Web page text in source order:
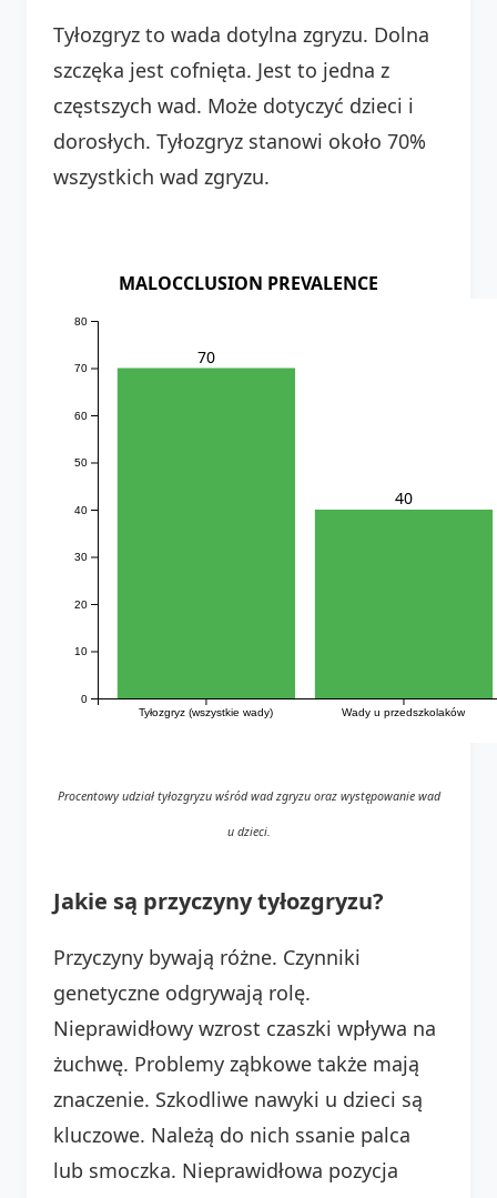
Tyłozgryz to wada dotylna zgryzu. Dolna
szczęka jest cofnięta. Jest to jedna z
częstszych wad. Może dotyczyć dzieci i
dorosłych. Tyłozgryz stanowi około 70%
wszystkich wad zgryzu.
MALOCCLUSION PREVALENCE
Tyłozgryz (wszystkie wady) Wady u przedszkolaków
0
10
20
30
40
50
60
70
80
70
40
Procentowy udział tyłozgryzu wśród wad zgryzu oraz występowanie wad
u dzieci.
Jakie są przyczyny tyłozgryzu?
Przyczyny bywają różne. Czynniki
genetyczne odgrywają rolę.
Nieprawidłowy wzrost czaszki wpływa na
żuchwę. Problemy ząbkowe także mają
znaczenie. Szkodliwe nawyki u dzieci są
kluczowe. Należą do nich ssanie palca
lub smoczka. Nieprawidłowa pozycja